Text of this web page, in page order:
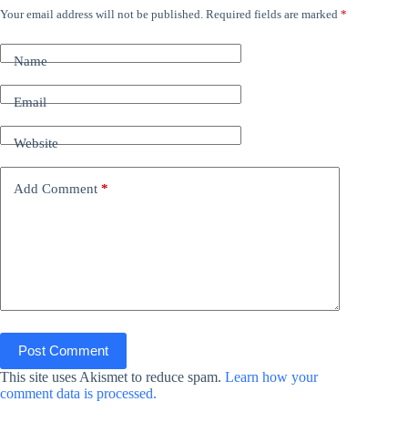
Your email address will not be published. Required fields are marked *
Name
Email
Website
Add Comment *
Post Comment
This site uses Akismet to reduce spam. Learn how your
comment data is processed.